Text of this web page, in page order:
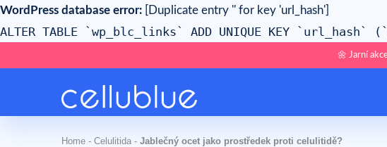
WordPress database error: [Duplicate entry '' for key 'url_hash']
ALTER TABLE `wp_blc_links` ADD UNIQUE KEY `url_hash`
🌼 Jarní
Home - Celulitida - Jablečný ocet jako prostředek proti celulitidě?